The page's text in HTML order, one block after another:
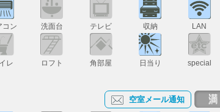
コン 洗面台 テレビ 収納 LAN
レ ロフト 角部屋 日当り special
空室メール通知